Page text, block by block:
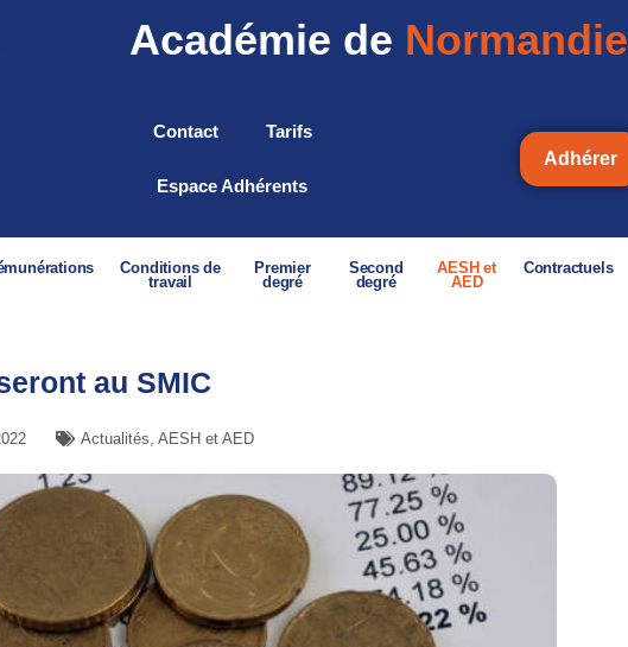
Académie de Normandie
Contact Tarifs
Espace Adhérents
Adhérer
Conditions de
travail
Premier
degré
Second
degré
AESH et
AED
Contractuels
au SMIC
Actualités, AESH et AED